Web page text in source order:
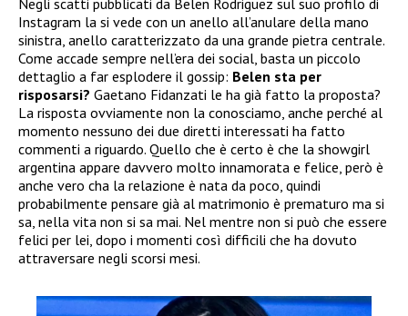
Negli scatti pubblicati da Belen Rodriguez sul suo profilo di
Instagram la si vede con un anello all’anulare della mano
sinistra, anello caratterizzato da una grande pietra centrale.
Come accade sempre nell’era dei social, basta un piccolo
dettaglio a far esplodere il gossip: Belen sta per
risposarsi? Gaetano Fidanzati le ha già fatto la proposta?
La risposta ovviamente non la conosciamo, anche perché al
momento nessuno dei due diretti interessati ha fatto
commenti a riguardo. Quello che è certo è che la showgirl
argentina appare davvero molto innamorata e felice, però è
anche vero cha la relazione è nata da poco, quindi
probabilmente pensare già al matrimonio è prematuro ma si
sa, nella vita non si sa mai. Nel mentre non si può che essere
felici per lei, dopo i momenti così difficili che ha dovuto
attraversare negli scorsi mesi.